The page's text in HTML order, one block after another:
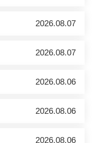
2026.08.07
2026.08.07
2026.08.06
2026.08.06
2026.08.06